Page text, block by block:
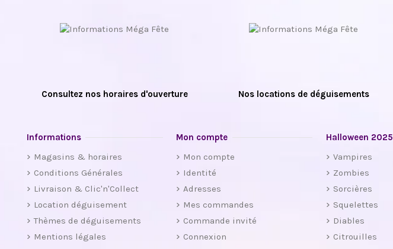
Consultez nos horaires d'ouverture Nos locations de déguisements
Informations
Magasins & horaires
Conditions Générales
Livraison & Clic'n'Collect
Location déguisement
Thèmes de déguisements
Mentions légales
Mon compte
Mon compte
Identité
Adresses
Mes commandes
Commande invité
Connexion
Halloween 2025
Vampires
Zombies
Sorcières
Squelettes
Diables
Citrouilles